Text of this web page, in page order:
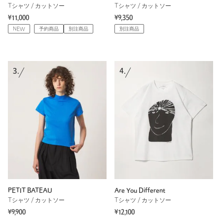
Tシャツ / カットソー
¥11,000
NEW 予約商品 別注商品
Tシャツ / カットソー
¥9,350
別注商品
3.
PETIT BATEAU
Tシャツ / カットソー
¥9,900
4.
Are You Different
Tシャツ / カットソー
¥12,100